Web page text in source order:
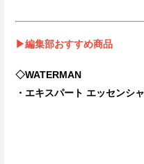
▶編集部おすすめ商品
◇WATERMAN
・エキスパート エッセンシ